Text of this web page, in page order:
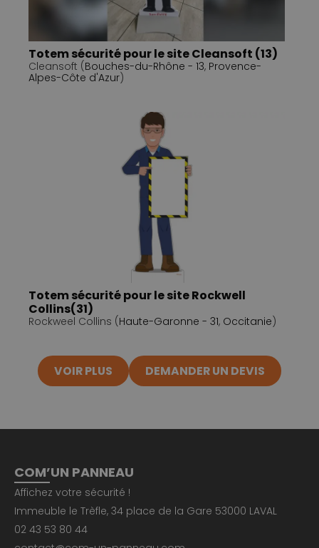
Totem sécurité pour le site Cleansoft (13)
Cleansoft (Bouches-du-Rhône - 13, Provence-
Alpes-Côte d'Azur)
Totem sécurité pour le site Rockwell
Collins(31)
Rockweel Collins (Haute-Garonne - 31, Occitanie)
VOIR PLUS DEMANDER UN DEVIS
COM’UN PANNEAU
Affichez votre sécurité !
Immeuble le Trèfle, 34 place de la Gare 53000 LAVAL
02 43 53 80 44